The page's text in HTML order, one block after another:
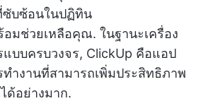
ซับซ้อนในปฏิทิน
อมช่วยเหลือคุณ. ในฐานะเครื่อง
บบครบวงจร, ClickUp คือแอป
ำงานที่สามารถเพิ่มประสิทธิภาพ
ด้อย่างมาก.